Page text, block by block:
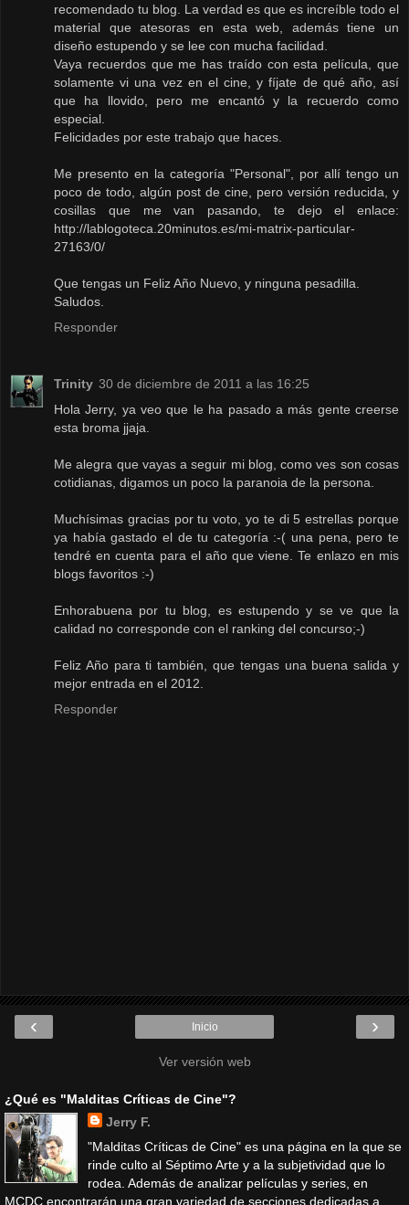
recomendado tu blog. La verdad es que es increíble todo el
material que atesoras en esta web, además tiene un
diseño estupendo y se lee con mucha facilidad.
Vaya recuerdos que me has traído con esta película, que
solamente vi una vez en el cine, y fíjate de qué año, así
que ha llovido, pero me encantó y la recuerdo como
especial.
Felicidades por este trabajo que haces.
Me presento en la categoría "Personal", por allí tengo un
poco de todo, algún post de cine, pero versión reducida, y
cosillas que me van pasando, te dejo el enlace:
http://lablogoteca.20minutos.es/mi-matrix-particular-
27163/0/
Que tengas un Feliz Año Nuevo, y ninguna pesadilla.
Saludos.
Responder
Trinity 30 de diciembre de 2011 a las 16:25
Hola Jerry, ya veo que le ha pasado a más gente creerse
esta broma jjaja.
Me alegra que vayas a seguir mi blog, como ves son cosas
cotidianas, digamos un poco la paranoia de la persona.
Muchísimas gracias por tu voto, yo te di 5 estrellas porque
ya había gastado el de tu categoría :-( una pena, pero te
tendré en cuenta para el año que viene. Te enlazo en mis
blogs favoritos :-)
Enhorabuena por tu blog, es estupendo y se ve que la
calidad no corresponde con el ranking del concurso;-)
Feliz Año para ti también, que tengas una buena salida y
mejor entrada en el 2012.
Responder
‹ ›
Inicio
Ver versión web
¿Qué es "Malditas Críticas de Cine"?
Jerry F.
"Malditas Críticas de Cine" es una página en la que se
rinde culto al Séptimo Arte y a la subjetividad que lo
rodea. Además de analizar películas y series, en
MCDC encontrarán una gran variedad de secciones dedicadas a